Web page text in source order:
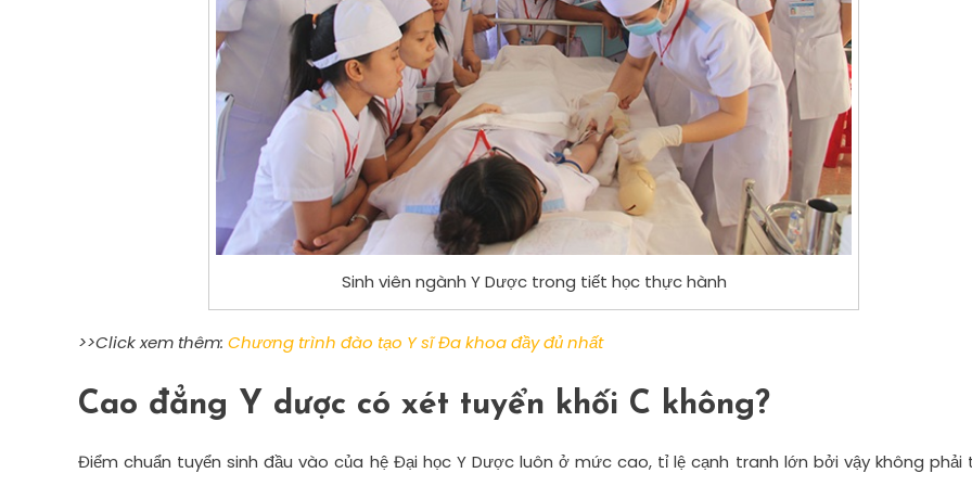
Sinh viên ngành Y Dược trong tiết học thực hành
>>Click xem thêm: Chương trình đào tạo Y sĩ Đa khoa đầy đủ nhất
Cao đẳng Y dược có xét tuyển khối C không?
Điểm chuẩn tuyển sinh đầu vào của hệ Đại học Y Dược luôn ở mức cao, tỉ lệ cạnh tranh lớn bởi vậy không phải